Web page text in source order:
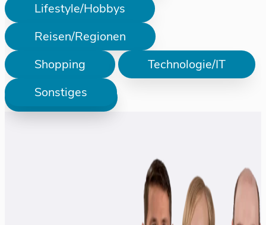
Lifestyle/Hobbys
Reisen/Regionen
Shopping
Technologie/IT
Sonstiges
Prüfen